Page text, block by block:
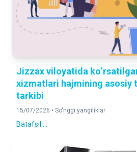
Jizzax viloyatida
xizmatlari hajmining asosiy
tarkibi
15/07/2026 • So'nggi yangiliklar
Batafsil ...